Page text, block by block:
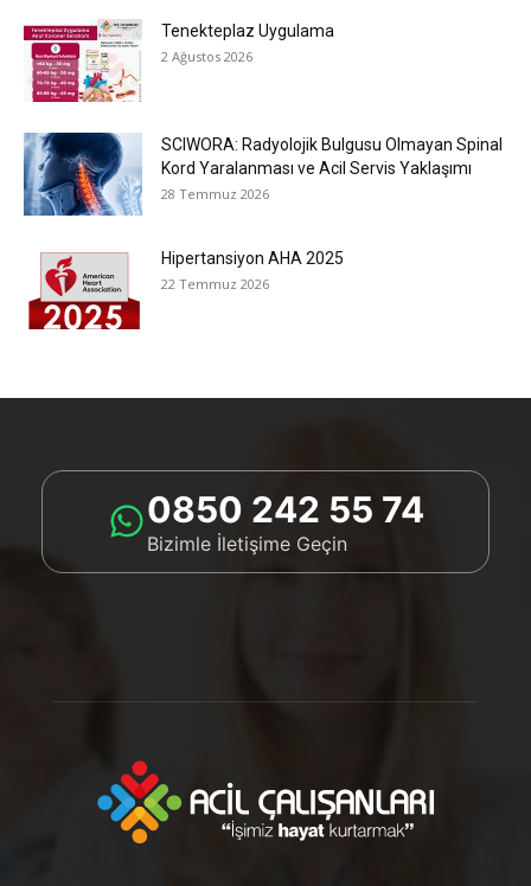
Tenekteplaz Uygulama
2 Ağustos 2026
SCIWORA: Radyolojik Bulgusu Olmayan Spinal
Kord Yaralanması ve Acil Servis Yaklaşımı
28 Temmuz 2026
Hipertansiyon AHA 2025
22 Temmuz 2026
0850 242 55 74
Bizimle İletişime Geçin